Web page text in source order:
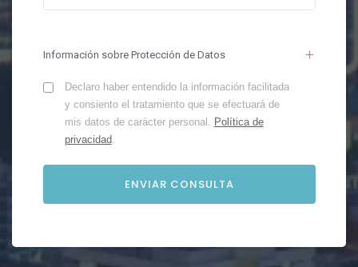
Información sobre Protección de Datos
Declaro haber entendido la información facilitada
y consiento el tratamiento que se efectuará de
mis datos de carácter personal. Política de
privacidad.